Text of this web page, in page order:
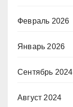
Февраль 2026
Январь 2026
Сентябрь 2024
Август 2024